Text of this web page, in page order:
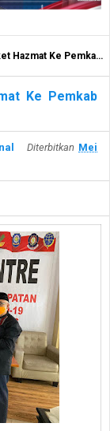
Ke Pemkab Bantaeng
Ke Pemkab
Diterbitkan Mei